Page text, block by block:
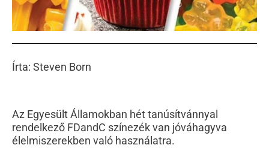
Írta: Steven Born
Az Egyesült Államokban hét tanúsítvánnyal
rendelkező FDandC színezék van jóváhagyva
élelmiszerekben való használatra.